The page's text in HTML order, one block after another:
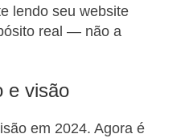
lendo seu website
real — não a
e visão
em 2024. Agora é